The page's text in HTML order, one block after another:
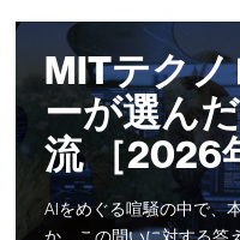
MITテク
ーが選ん
流 ［2026
AIをめぐる喧騒の中で、